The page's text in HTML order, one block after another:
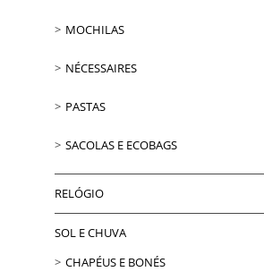
MOCHILAS
NÉCESSAIRES
PASTAS
SACOLAS E ECOBAGS
RELÓGIO
SOL E CHUVA
CHAPÉUS E BONÉS